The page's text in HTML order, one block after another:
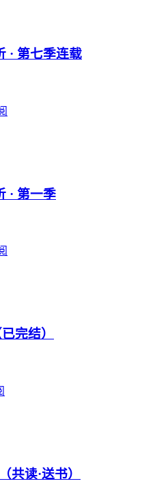
· 第七季连载
· 第一季
完结）
共读·送书）